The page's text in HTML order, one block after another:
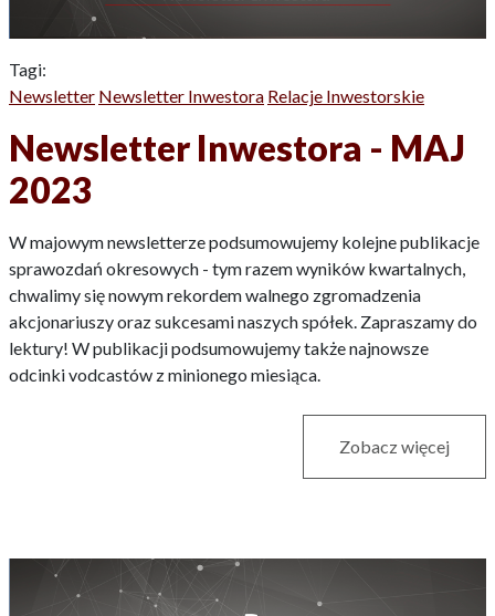
Tagi:
Newsletter Newsletter Inwestora Relacje Inwestorskie
Newsletter Inwestora - MAJ
2023
W majowym newsletterze podsumowujemy kolejne publikacje
sprawozdań okresowych - tym razem wyników kwartalnych,
chwalimy się nowym rekordem walnego zgromadzenia
akcjonariuszy oraz sukcesami naszych spółek. Zapraszamy do
lektury! W publikacji podsumowujemy także najnowsze
odcinki vodcastów z minionego miesiąca.
Zobacz więcej